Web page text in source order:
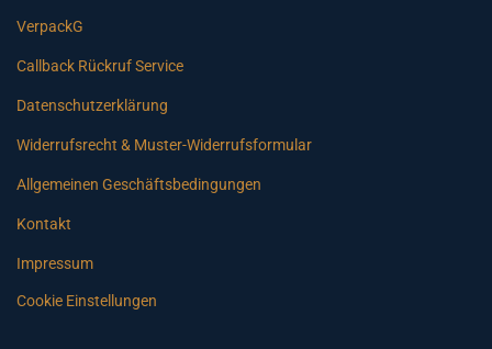
VerpackG
Callback Rückruf Service
Datenschutzerklärung
Widerrufsrecht & Muster-Widerrufsformular
Allgemeinen Geschäftsbedingungen
Kontakt
Impressum
Cookie Einstellungen